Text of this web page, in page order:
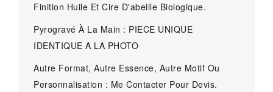
Finition Huile Et Cire D'abeille Biologique.
Pyrogravé À La Main : PIECE UNIQUE
IDENTIQUE A LA PHOTO
Autre Format, Autre Essence, Autre Motif Ou
Personnalisation : Me Contacter Pour Devis.